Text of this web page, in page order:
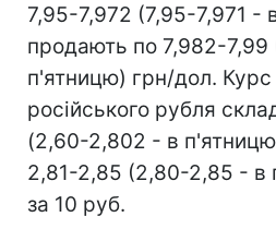
7,95-7,972 (7,95-7,971 -
продають по 7,982-
п'ятницю) грн/дол. Курс
російського рубля
(2,60-2,802 - в
2,81-2,85 (2,80-2,85 - в
за 10 руб.